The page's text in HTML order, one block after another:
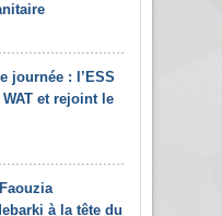
journée : l’ESS
et rejoint le
à la tête du